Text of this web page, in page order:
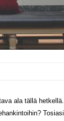
ala tällä